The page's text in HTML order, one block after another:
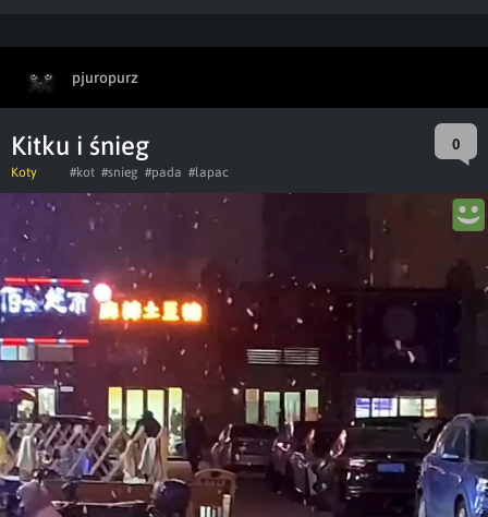
pjuropurz
Kitku i śnieg 0
Koty #kot #snieg #pada #lapac